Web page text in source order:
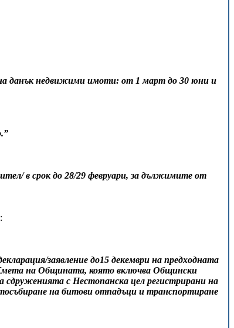
на данък недвижими имоти: от 1 март до 30 юни и
в срок до 28/29 февруари, за дължимите от
заявление до15 декември на предходната
Кмета на Общината, която включва Общински
с Нестопанска цел регистрирани на
на битови отпадъци и транспортиране